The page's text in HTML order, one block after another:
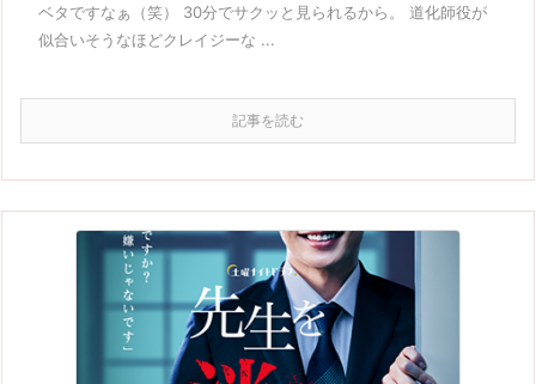
ベタですなぁ（笑） 30分でサクッと見られるから。 道化師役が
似合いそうなほどクレイジーな ...
記事を読む